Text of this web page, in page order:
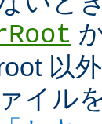
以
イル